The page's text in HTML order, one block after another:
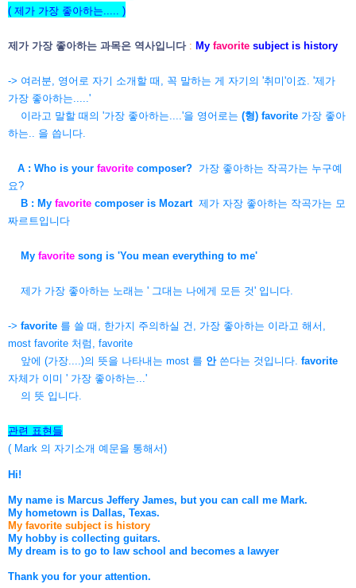
( 제가 가장 좋아하는..... )
제가 가장 좋아하는 과목은 역사입니다 : My favorite subject is history
-> 여러분, 영어로 자기 소개할 때, 꼭 말하는 게 자기의 '취미'이죠. '제가
가장 좋아하는.....'
이라고 말할 때의 '가장 좋아하는....'을 영어로는 (형) favorite 가장 좋아
하는.. 을 씁니다.
A : Who is your favorite composer? 가장 좋아하는 작곡가는 누구예
요?
B : My favorite composer is Mozart제가 자장 좋아하는 작곡가는 모
짜르트입니다
My favorite song is 'You mean everything to me'
제가 가장 좋아하는 노래는 ' 그대는 나에게 모든 것' 입니다.
-> favorite 를 쓸 때, 한가지 주의하실 건, 가장 좋아하는 이라고 해서,
most favorite 처럼, favorite
앞에 (가장....)의 뜻을 나타내는 most 를 안쓴다는 것입니다. favorite
자체가 이미 ' 가장 좋아하는...'
의 뜻 입니다.
관련 표현들
( Mark 의 자기소개 예문을 통해서)
Hi!
My name is Marcus Jeffery James, but you can call me Mark.
My hometown is Dallas, Texas.
My favorite subject is history
My hobby is collecting guitars.
My dream is to go to law school and becomes a lawyer
Thank you for your attention.